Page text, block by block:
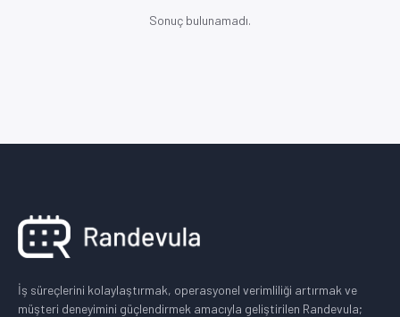
Sonuç bulunamadı.
İş süreçlerini kolaylaştırmak, operasyonel verimliliği artırmak ve
müşteri deneyimini güçlendirmek amacıyla geliştirilen Randevula;